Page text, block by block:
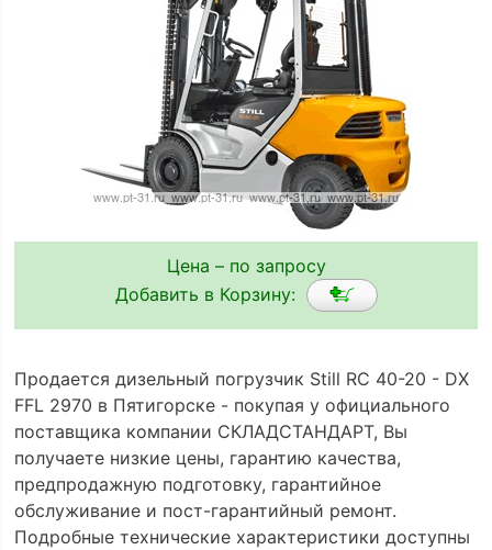
Цена – по запросу
Добавить в Корзину:
Продается дизельный погрузчик Still RC 40-20 - DX
FFL 2970 в Пятигорске - покупая у официального
поставщика компании СКЛАДСТАНДАРТ, Вы
получаете низкие цены, гарантию качества,
предпродажную подготовку, гарантийное
обслуживание и пост-гарантийный ремонт.
Подробные технические характеристики доступны